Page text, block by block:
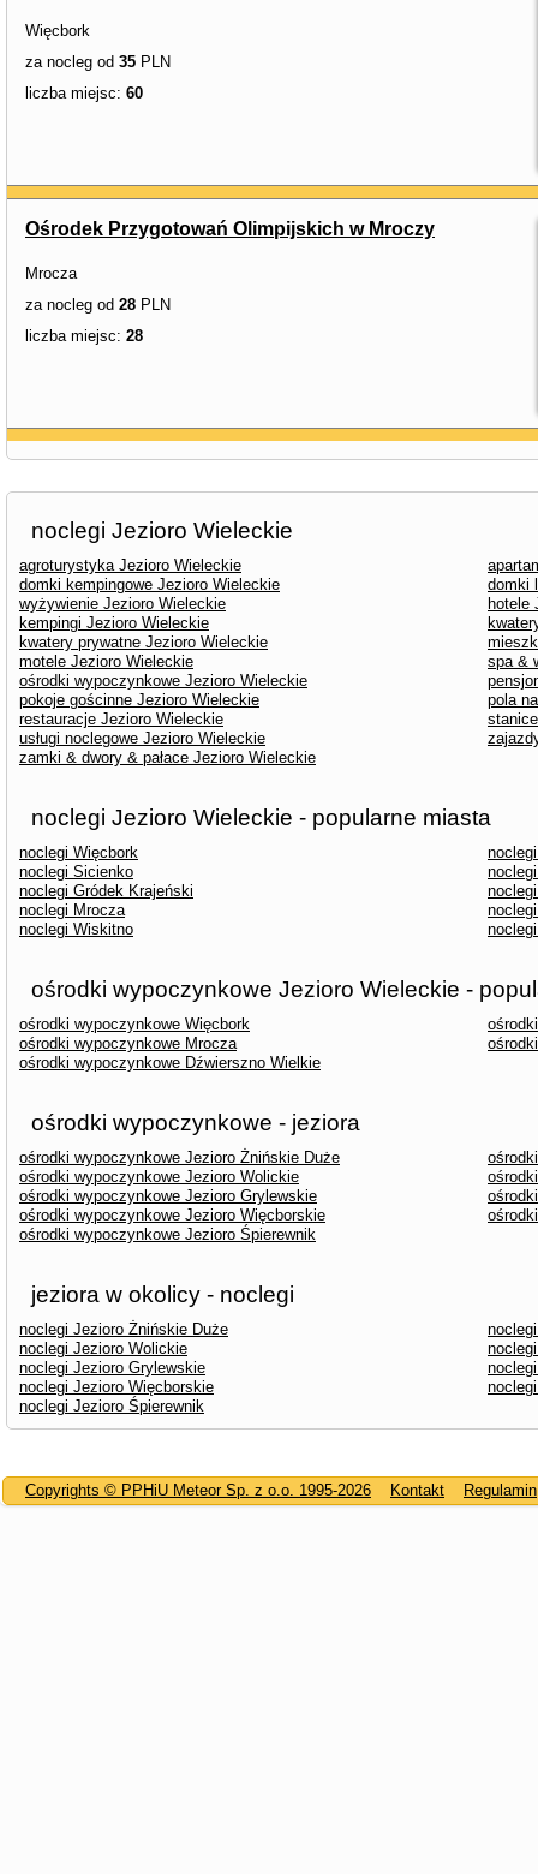
Więcbork
za nocleg od 35 PLN
liczba miejsc: 60
Ośrodek Przygotowań Olimpijskich w Mroczy
Mrocza
za nocleg od 28 PLN
liczba miejsc: 28
noclegi Jezioro Wieleckie
agroturystyka Jezioro Wieleckie
domki kempingowe Jezioro Wieleckie
domki
wyżywienie Jezioro Wieleckie
hotele
kempingi Jezioro Wieleckie
kwatery prywatne Jezioro Wieleckie
motele Jezioro Wieleckie
spa &
ośrodki wypoczynkowe Jezioro Wieleckie
pokoje gościnne Jezioro Wieleckie
pola
restauracje Jezioro Wieleckie
usługi noclegowe Jezioro Wieleckie
zamki & dwory & pałace Jezioro Wieleckie
noclegi Jezioro Wieleckie - popularne miasta
noclegi Więcbork
noclegi Sicienko
noclegi Gródek Krajeński
noclegi Mrocza
noclegi Wiskitno
ośrodki wypoczynkowe Jezioro Wieleckie -
ośrodki wypoczynkowe Więcbork
ośrodki wypoczynkowe Mrocza
ośrodki wypoczynkowe Dźwierszno Wielkie
ośrodki wypoczynkowe - jeziora
ośrodki wypoczynkowe Jezioro Żnińskie Duże
ośrodki wypoczynkowe Jezioro Wolickie
ośrodki wypoczynkowe Jezioro Grylewskie
ośrodki wypoczynkowe Jezioro Więcborskie
ośrodki wypoczynkowe Jezioro Śpierewnik
jeziora w okolicy - noclegi
noclegi Jezioro Żnińskie Duże
noclegi Jezioro Wolickie
noclegi Jezioro Grylewskie
noclegi Jezioro Więcborskie
noclegi Jezioro Śpierewnik
Copyrights © PPHiU Meteor Sp. z o.o. 1995-2026 Kontakt Regulamin